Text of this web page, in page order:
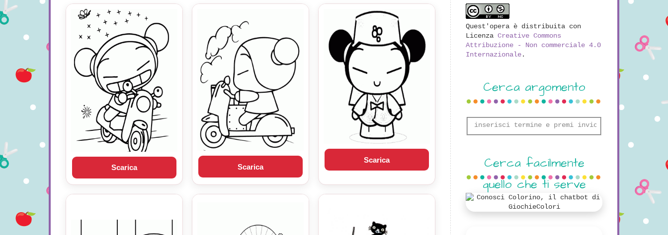
Scarica Scarica
Scarica
Quest'opera è distribuita con
Licenza Creative Commons
Attribuzione - Non commerciale 4.0
Internazionale.
Cerca argomento
Cerca facilmente
quello che ti serve